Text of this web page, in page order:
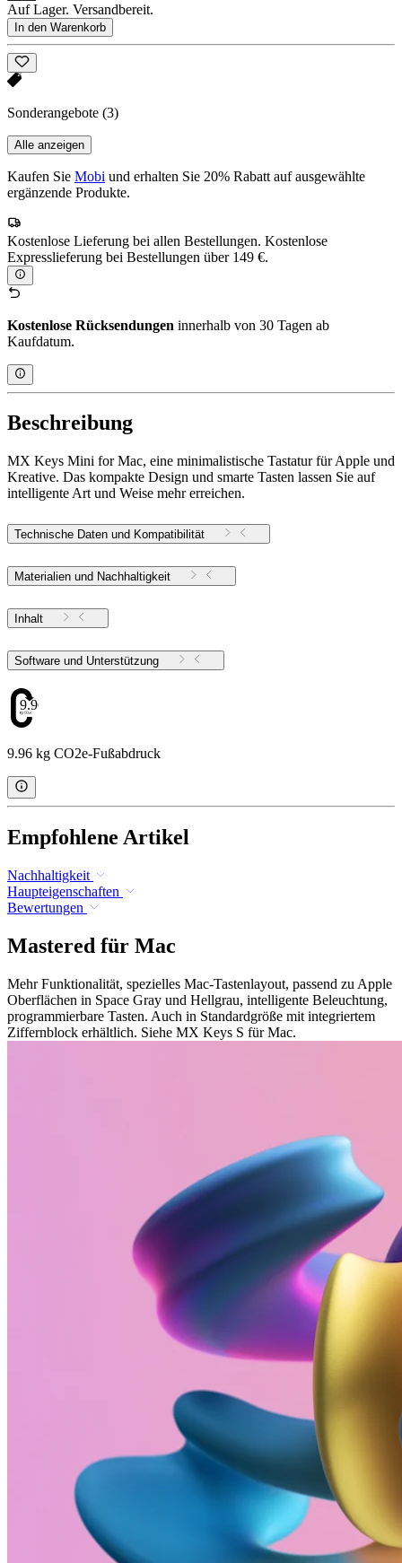
Auf Lager. Versandbereit.
In den Warenkorb
Sonderangebote (3)
Alle anzeigen
Kaufen Sie Mobi und erhalten Sie 20% Rabatt auf ausgewählte
ergänzende Produkte.
Kostenlose Lieferung bei allen Bestellungen. Kostenlose
Expresslieferung bei Bestellungen über 149 €.
Kostenlose Rücksendungen innerhalb von 30 Tagen ab
Kaufdatum.
Beschreibung
MX Keys Mini for Mac, eine minimalistische Tastatur für Apple und
Kreative. Das kompakte Design und smarte Tasten lassen Sie auf
intelligente Art und Weise mehr erreichen.
Technische Daten und Kompatibilität
Materialien und Nachhaltigkeit
Inhalt
Software und Unterstützung
9.96
9.96 kg CO2e-Fußabdruck
Empfohlene Artikel
Nachhaltigkeit
Haupteigenschaften
Bewertungen
Mastered für Mac
Mehr Funktionalität, spezielles Mac-Tastenlayout, passend zu Apple
Oberflächen in Space Gray und Hellgrau, intelligente Beleuchtung,
programmierbare Tasten. Auch in Standardgröße mit integriertem
Ziffernblock erhältlich. Siehe MX Keys S für Mac.